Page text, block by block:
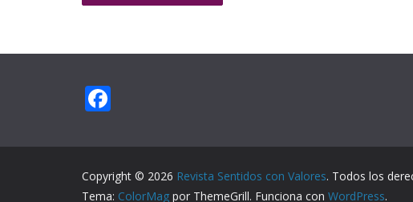
e
b
Copyright © 2026 Revista Sentidos con Valores. Todos los
Tema: ColorMag por ThemeGrill. Funciona con WordPress.